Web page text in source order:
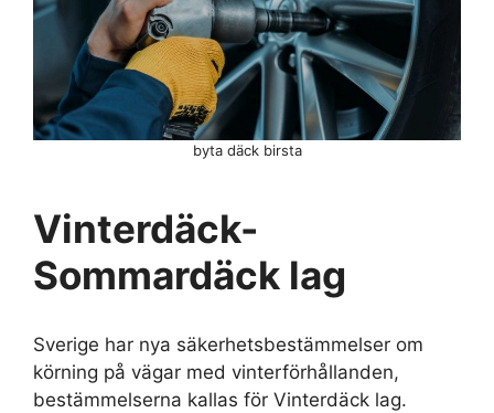
byta däck birsta
Vinterdäck-
Sommardäck lag
Sverige har nya säkerhetsbestämmelser om
körning på vägar med vinterförhållanden,
bestämmelserna kallas för Vinterdäck lag.